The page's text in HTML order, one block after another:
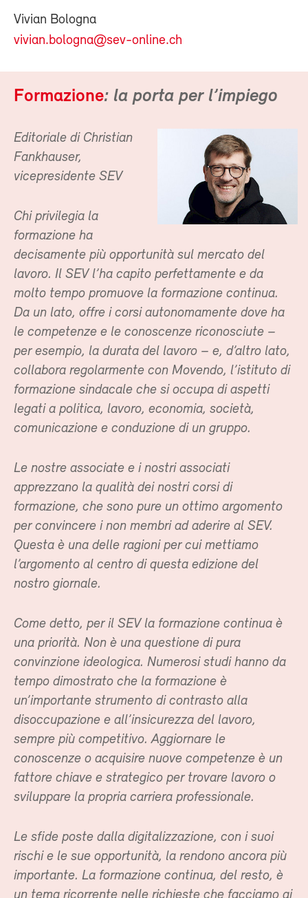
Vivian Bologna
vivian.bologna@sev-online.ch
Formazione: la porta per l’impiego
Editoriale di Christian
Fankhauser,
vicepresidente SEV
Chi privilegia la
formazione ha
decisamente più opportunità sul mercato del
lavoro. Il SEV l’ha capito perfettamente e da
molto tempo promuove la formazione continua.
Da un lato, offre i corsi autonomamente dove ha
le competenze e le conoscenze riconosciute –
per esempio, la durata del lavoro – e, d’altro lato,
collabora regolarmente con Movendo, l’istituto di
formazione sindacale che si occupa di aspetti
legati a politica, lavoro, economia, società,
comunicazione e conduzione di un gruppo.
Le nostre associate e i nostri associati
apprezzano la qualità dei nostri corsi di
formazione, che sono pure un ottimo argomento
per convincere i non membri ad aderire al SEV.
Questa è una delle ragioni per cui mettiamo
l’argomento al centro di questa edizione del
nostro giornale.
Come detto, per il SEV la formazione continua è
una priorità. Non è una questione di pura
convinzione ideologica. Numerosi studi hanno da
tempo dimostrato che la formazione è
un’importante strumento di contrasto alla
disoccupazione e all’insicurezza del lavoro,
sempre più competitivo. Aggiornare le
conoscenze o acquisire nuove competenze è un
fattore chiave e strategico per trovare lavoro o
sviluppare la propria carriera professionale.
Le sfide poste dalla digitalizzazione, con i suoi
rischi e le sue opportunità, la rendono ancora più
importante. La formazione continua, del resto, è
un tema ricorrente nelle richieste che facciamo ai